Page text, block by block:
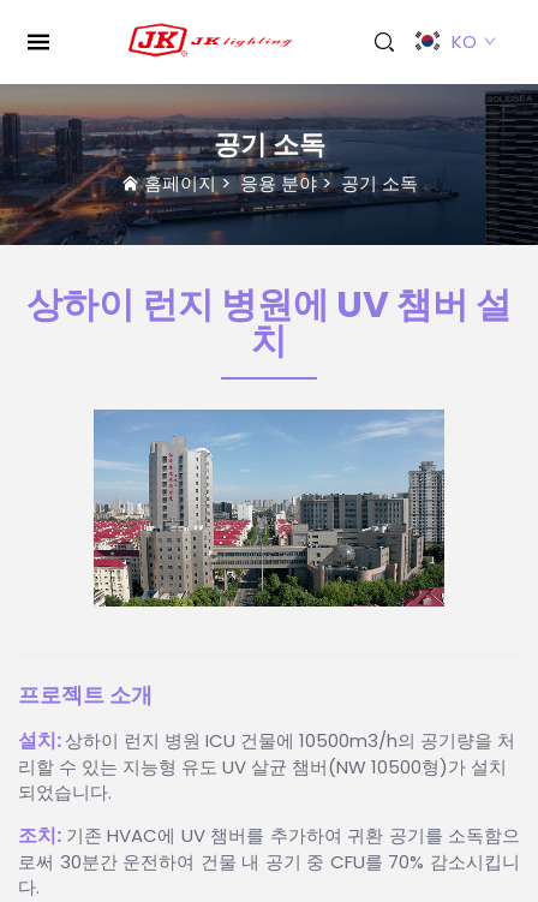
KO
공기 소독
홈페이지>응용 분야>공기 소독
상하이 런지 병원에 UV 챔버 설
치
프로젝트 소개
설치:상하이 런지 병원 ICU 건물에 10500m3/h의 공기량을 처
리할 수 있는 지능형 유도 UV 살균 챔버(NW 10500형)가 설치
되었습니다.
조치: 기존 HVAC에 UV 챔버를 추가하여 귀환 공기를 소독함으
로써 30분간 운전하여 건물 내 공기 중 CFU를 70% 감소시킵니
다.